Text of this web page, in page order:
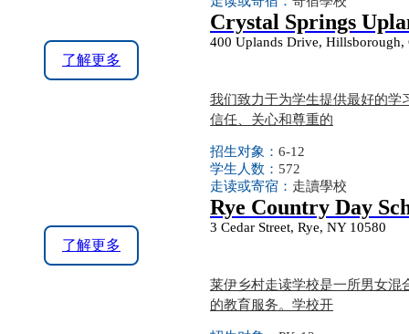
了解更多
Crystal Springs
400 Uplands Drive, Hillsborough,
我们致力于为学生提供最好的学
信任、关心和尊重的
招生对象： 6-12
学生人数： 572
走读或寄宿： 走讀學校
了解更多
Rye Country Day
3 Cedar Street, Rye, NY 10580
莱伊乡村走读学校是一所男女混
的教育服务。学校开